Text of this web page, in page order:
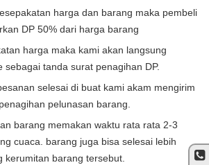
harga dan barang maka pembeli
DP 50% dari harga barang
harga maka kami akan langsung
sebagai tanda surat penagihan DP.
selesai di buat kami akam mengirim
pelunasan barang.
barang memakan waktu rata rata 2-3
cuaca. barang juga bisa selesai lebih
kerumitan barang tersebut.